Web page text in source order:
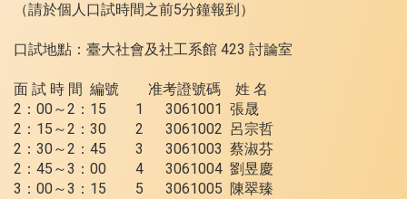
（請於個人口試時間之前5分鐘報到）
口試地點：臺大社會及社工系館 423 討論室
面 試 時 間 編號 准考證號碼 姓 名
2 ： 00～2 ： 15 1 3061001 張晟
2 ： 15 ～2 ： 30 2 3061002 呂宗哲
2 ： 30～2 ： 45 3 3061003 蔡淑芬
2 ： 45 ～3 ： 00 4 3061004 劉昱慶
3 ： 00～3 ： 15 5 3061005 陳翠臻